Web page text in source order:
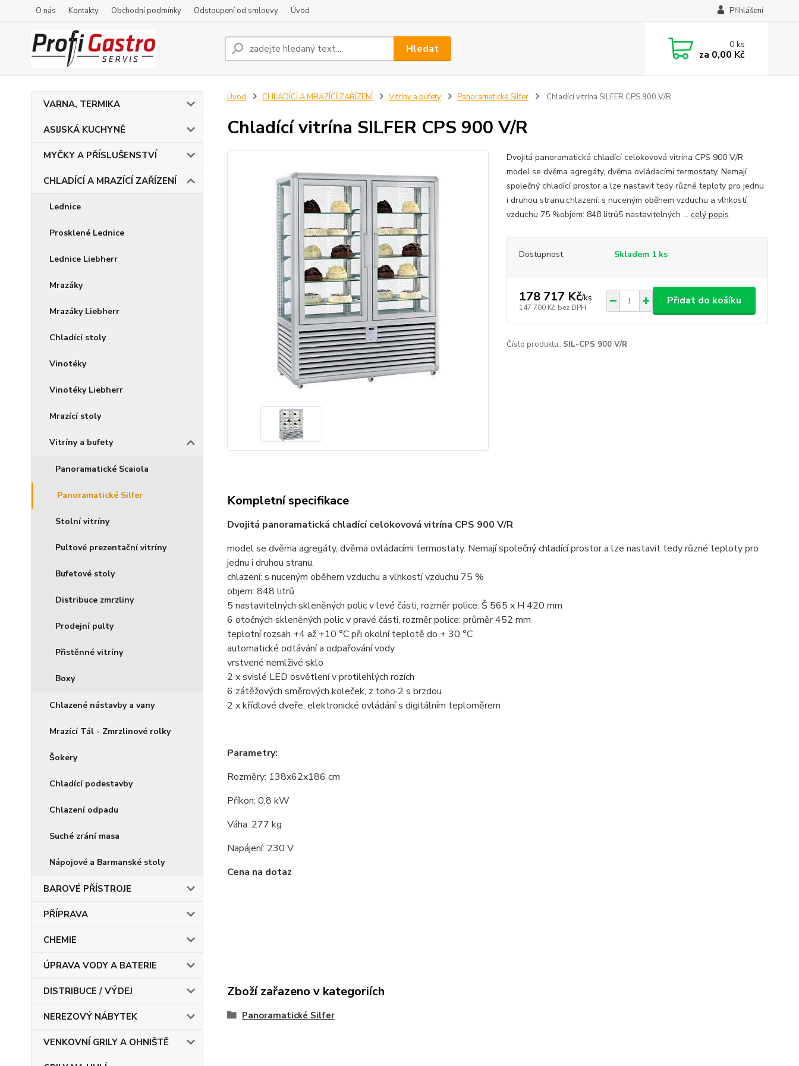
O nás Kontakty Obchodní podmínky Odstoupení od smlouvy Úvod Přihlášení
Hledat 0ks
za 0,00 Kč
VARNA, TERMIKA
ASIJSKÁ KUCHYNĚ
MYČKY A PŘÍSLUŠENSTVÍ
CHLADÍCÍ A MRAZÍCÍ ZAŘÍZENÍ
Lednice
Prosklené Lednice
Lednice Liebherr
Mrazáky
Mrazáky Liebherr
Chladící stoly
Vinotéky
Vinotéky Liebherr
Mrazící stoly
Vitríny a bufety
Panoramatické Scaiola
Panoramatické Silfer
Stolní vitríny
Pultové prezentační vitríny
Bufetové stoly
Distribuce zmrzliny
Prodejní pulty
Přistěnné vitríny
Boxy
Chlazené nástavby a vany
Mrazící Tál - Zmrzlinové rolky
Šokery
Chladící podestavby
Chlazení odpadu
Suché zrání masa
Nápojové a Barmanské stoly
BAROVÉ PŘÍSTROJE
PŘÍPRAVA
CHEMIE
ÚPRAVA VODY A BATERIE
DISTRIBUCE / VÝDEJ
NEREZOVÝ NÁBYTEK
VENKOVNÍ GRILY A OHNIŠTĚ
Úvod CHLADÍCÍ A MRAZÍCÍ ZAŘÍZENÍ Vitríny a bufety Panoramatické Silfer Chladící vitrína SILFER CPS 900 V/R
Chladící vitrína SILFER CPS 900 V/R
Dvojitá panoramatická chladící celokovová vitrína CPS 900 V/R
model se dvěma agregáty, dvěma ovládacími termostaty. Nemají
společný chladící prostor a lze nastavit tedy různé teploty pro jednu
i druhou stranu.chlazení: s nuceným oběhem vzduchu a vlhkostí
vzduchu 75 %objem: 848 litrů5 nastavitelných ... celý popis
Dostupnost Skladem 1 ks
178 717 Kč/ks
147 700 Kč bez DPH
Přidat do košíku
Číslo produktu: SIL-CPS 900 V/R
Kompletní specifikace
Dvojitá panoramatická chladící celokovová vitrína CPS 900 V/R
model se dvěma agregáty, dvěma ovládacími termostaty. Nemají společný chladící prostor a lze nastavit tedy různé teploty pro
jednu i druhou stranu.
chlazení: s nuceným oběhem vzduchu a vlhkostí vzduchu 75 %
objem: 848 litrů
5 nastavitelných skleněných polic v levé části, rozměr police: Š 565 x H 420 mm
6 otočných skleněných polic v pravé části, rozměr police: průměr 452 mm
teplotní rozsah +4 až +10 °C při okolní teplotě do + 30 °C
automatické odtávání a odpařování vody
vrstvené nemlživé sklo
2 x svislé LED osvětlení v protilehlých rozích
6 zátěžových směrových koleček, z toho 2 s brzdou
2 x křídlové dveře, elektronické ovládání s digitálním teploměrem
Parametry:
Rozměry: 138x62x186 cm
Příkon: 0,8 kW
Váha: 277 kg
Napájení: 230 V
Cena na dotaz
Zboží zařazeno v kategoriích
Panoramatické Silfer